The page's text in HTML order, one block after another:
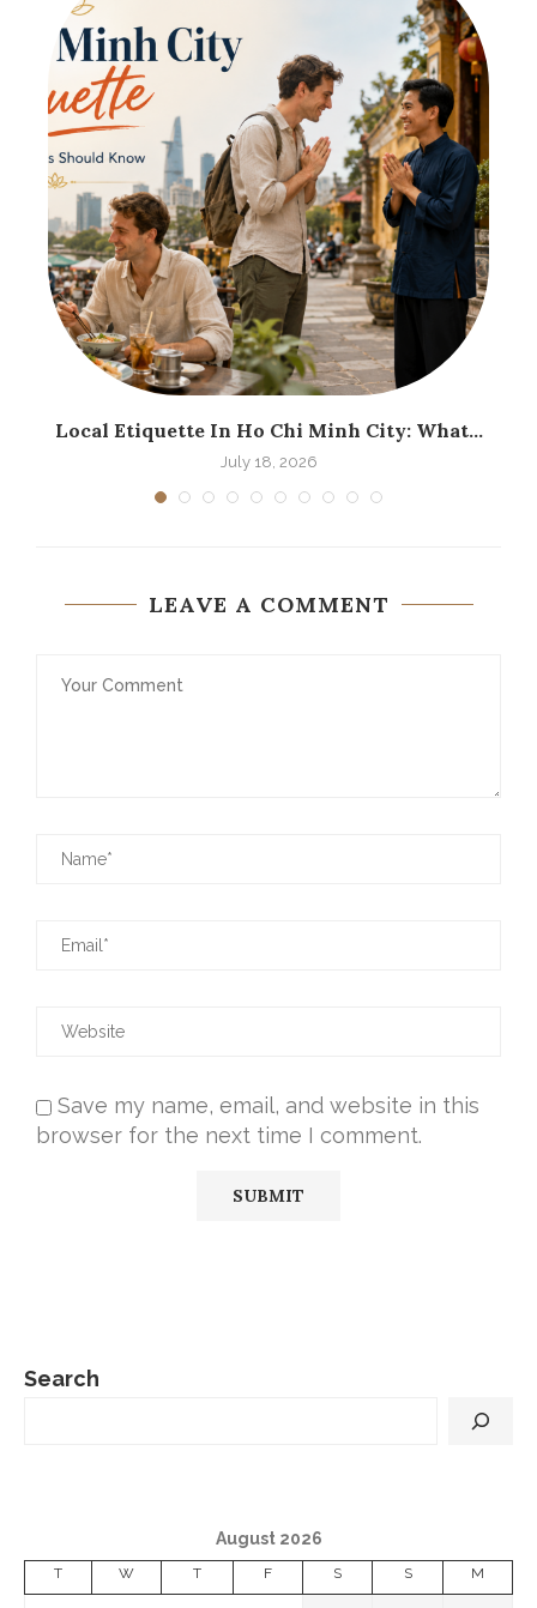
Local Etiquette In Ho Chi Minh City: What...
July 18, 2026
LEAVE A COMMENT
Save my name, email, and website in this
browser for the next time I comment.
Search
August 2026
T W T F S S M